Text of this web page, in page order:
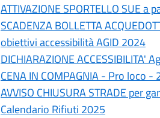
ATTIVAZIONE SPORTELLO SUE
SCADENZA BOLLETTA
obiettivi accessibilità AGID 2024
DICHIARAZIONE ACCESSIBILITA'
CENA IN COMPAGNIA - Pro loco -
AVVISO CHIUSURA STRADE per
Calendario Rifiuti 2025